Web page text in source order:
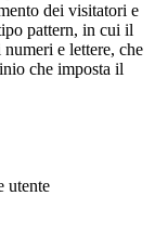
dei visitatori e
pattern, in cui il
e lettere, che
che imposta il
utente